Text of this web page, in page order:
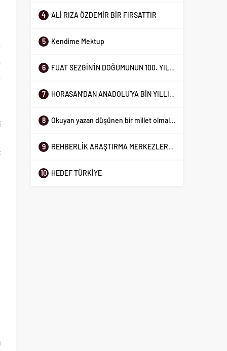
4 ALİ RIZA ÖZDEMİR BİR FIRSATTIR
5 Kendime Mektup
6 FUAT SEZGİN’İN DOĞUMUNUN 100. YIL DÖNÜMÜ
7 HORASAN’DAN ANADOLU’YA BİN YILLIK YÜRÜYÜŞ
8 Okuyan yazan düşünen bir millet olmalıyız
9 REHBERLİK ARAŞTIRMA MERKEZLERİ YENİDEN FORMATLANMALIDIR
10 HEDEF TÜRKİYE